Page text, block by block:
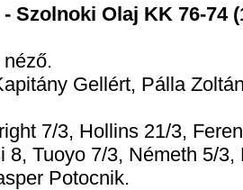
Szolnoki Olaj KK 76-74
Gellért, Pálla
7/3, Hollins 21/3,
8, Tuoyo 7/3, Németh 5/
Potocnik.